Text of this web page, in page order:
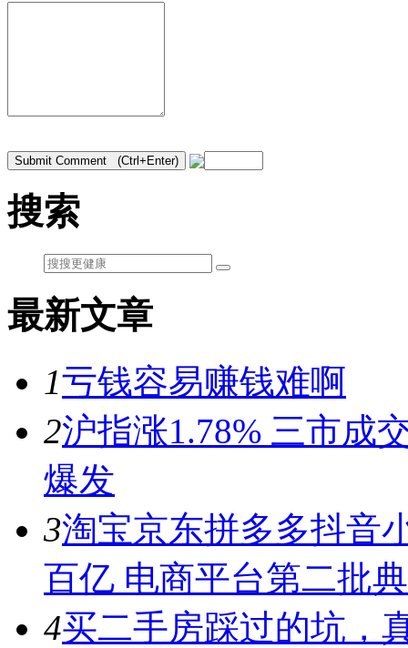
搜索
最新文章
1亏钱容易赚钱难啊
2沪指涨1.78% 三市成
爆发
3淘宝京东拼多多抖音
百亿 电商平台第二批
4买二手房踩过的坑，